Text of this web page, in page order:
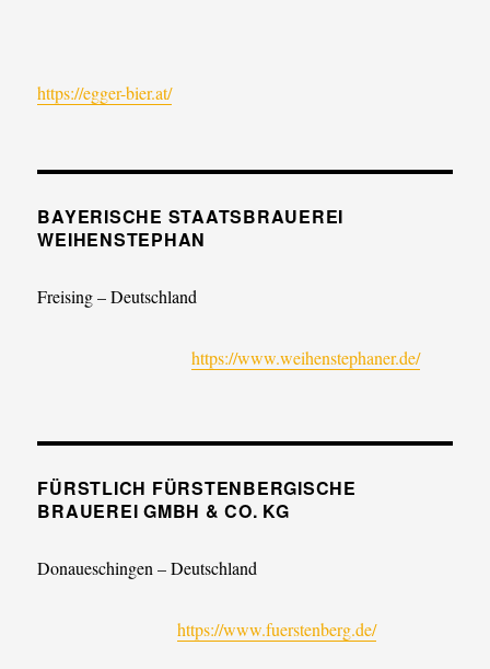
https://egger-bier.at/
BAYERISCHE STAATSBRAUEREI
WEIHENSTEPHAN
Freising – Deutschland
https://www.weihenstephaner.de/
FÜRSTLICH FÜRSTENBERGISCHE
BRAUEREI GMBH & CO. KG
Donaueschingen – Deutschland
https://www.fuerstenberg.de/